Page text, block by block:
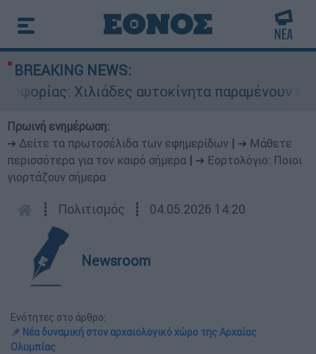
BREAKING NEWS:
Χιλιάδες αυτοκίνητα παραμένουν
Πρωινή ενημέρωση:
➔ Δείτε τα πρωτοσέλιδα των εφημερίδων
➔ Μάθετε
περισσότερα για τον καιρό σήμερα
➔ Εορτολόγιο: Ποιοι
γιορτάζουν σήμερα
┋ Πολιτισμός ┋ 04.05.2026 14:20
Newsroom
Ενότητες στο άρθρο:
📌 Νέα δυναμική στον αρχαιολογικό χώρο της Αρχαίας
Ολυμπίας